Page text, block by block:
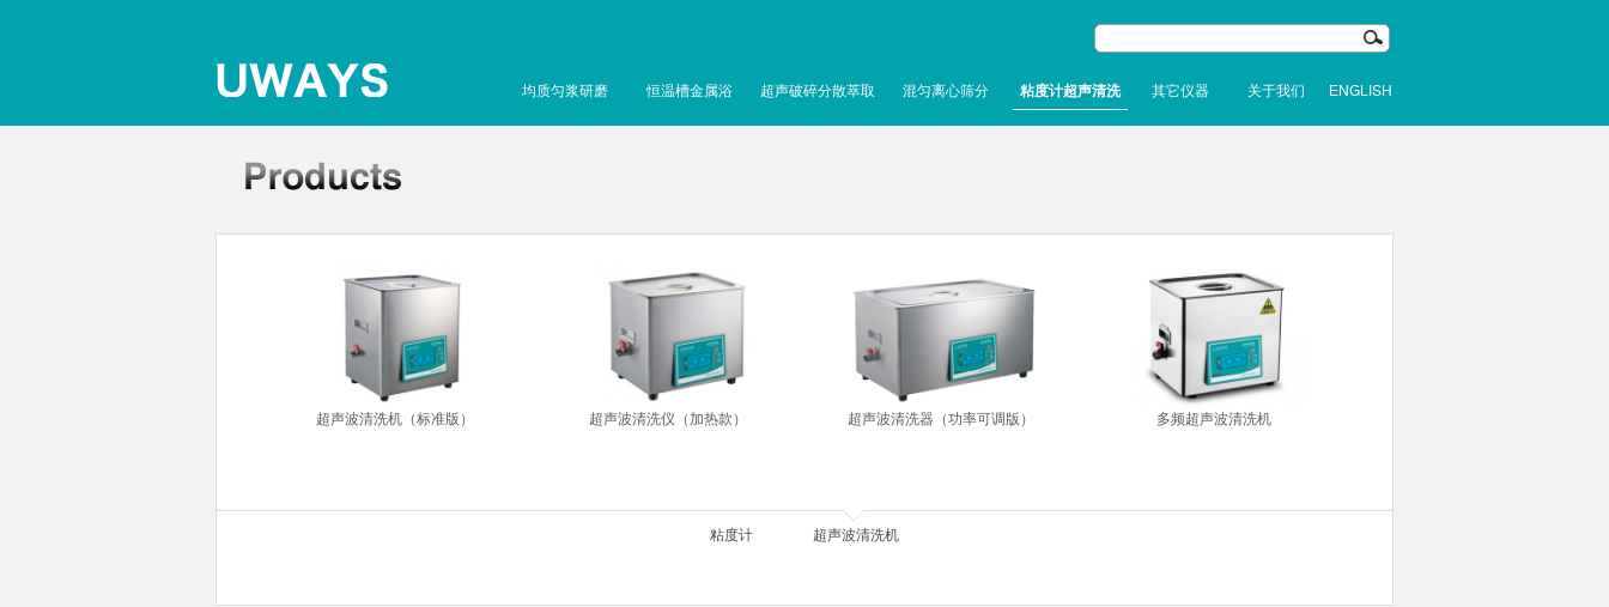
均质匀浆研磨 恒温槽金属浴 超声破碎分散萃取 混匀离心筛分 粘度计超声清洗 其它仪器 关于我们 ENGLISH
超声波清洗机（标准版） 超声波清洗仪（加热款） 超声波清洗器（功率可调版） 多频超声波清洗机
粘度计 超声波清洗机